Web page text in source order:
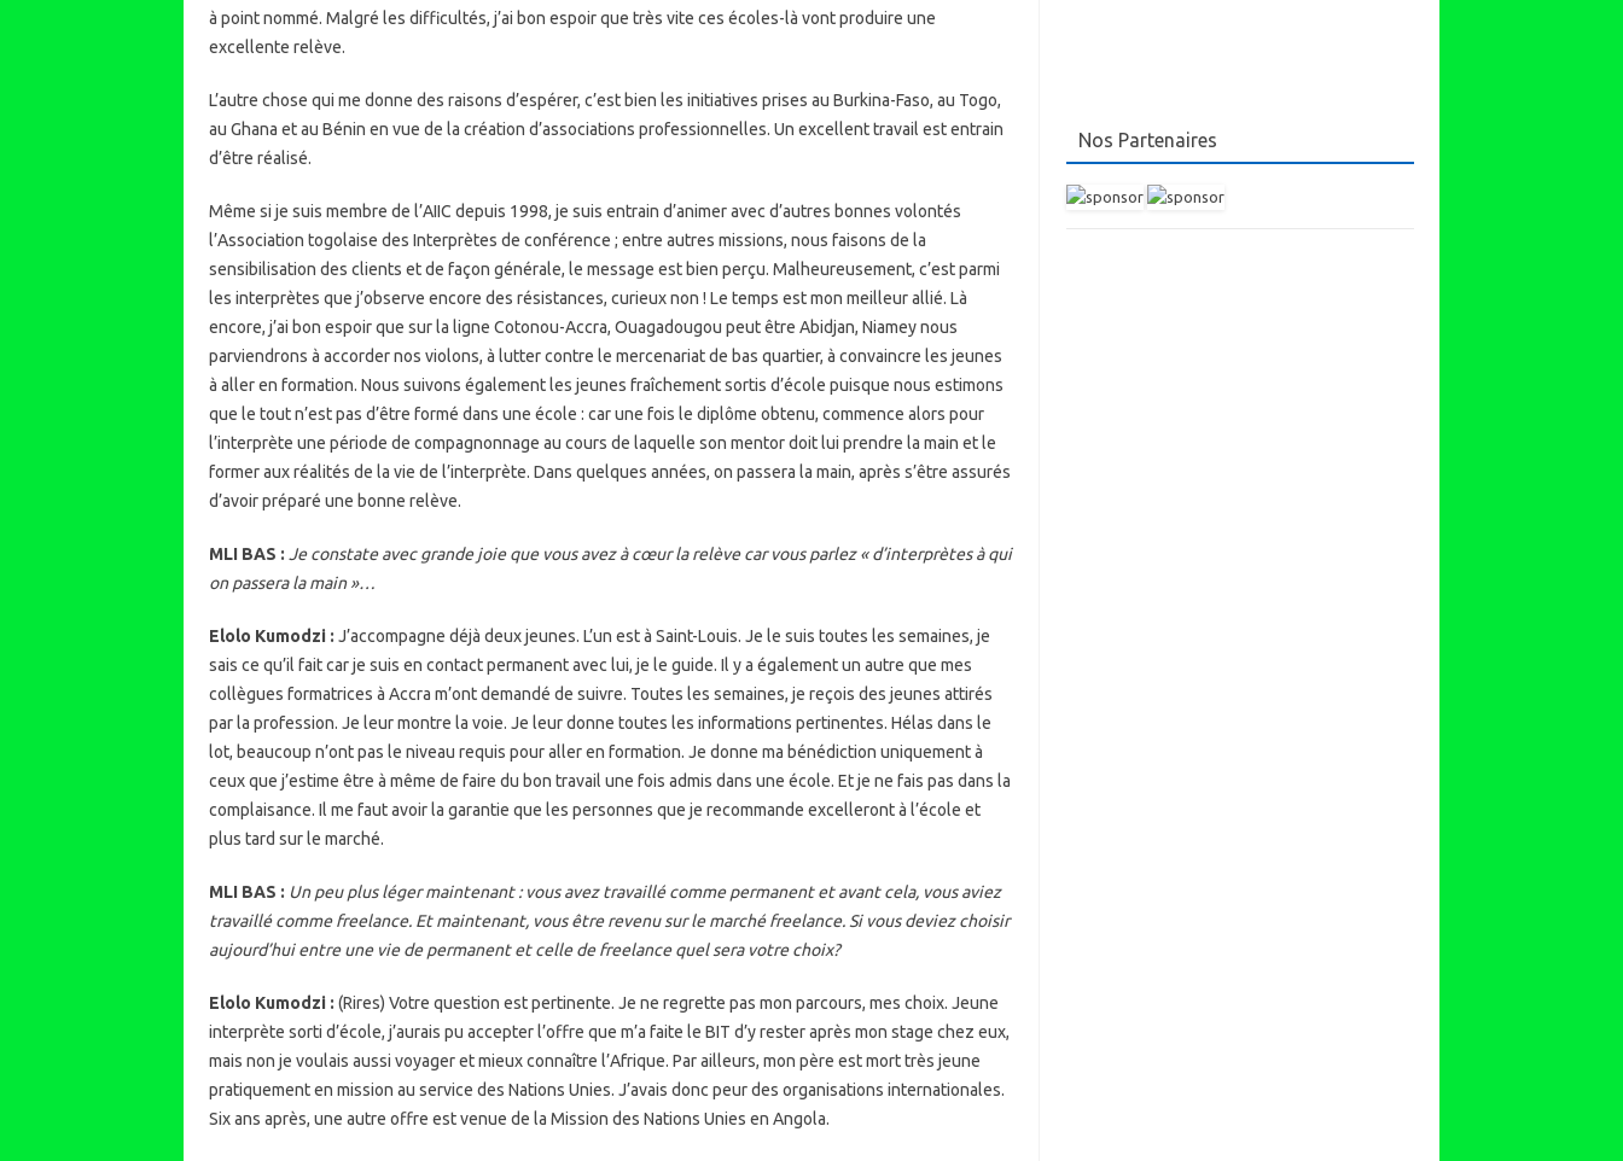
à point nommé. Malgré les difficultés, j’ai bon espoir que très vite ces écoles-là vont produire une
excellente relève.
L’autre chose qui me donne des raisons d’espérer, c’est bien les initiatives prises au Burkina-Faso, au Togo,
au Ghana et au Bénin en vue de la création d’associations professionnelles. Un excellent travail est entrain
d’être réalisé.
Même si je suis membre de l’AIIC depuis 1998, je suis entrain d’animer avec d’autres bonnes volontés
l’Association togolaise des Interprètes de conférence ; entre autres missions, nous faisons de la
sensibilisation des clients et de façon générale, le message est bien perçu. Malheureusement, c’est parmi
les interprètes que j’observe encore des résistances, curieux non ! Le temps est mon meilleur allié. Là
encore, j’ai bon espoir que sur la ligne Cotonou-Accra, Ouagadougou peut être Abidjan, Niamey nous
parviendrons à accorder nos violons, à lutter contre le mercenariat de bas quartier, à convaincre les jeunes
à aller en formation. Nous suivons également les jeunes fraîchement sortis d’école puisque nous estimons
que le tout n’est pas d’être formé dans une école : car une fois le diplôme obtenu, commence alors pour
l’interprète une période de compagnonnage au cours de laquelle son mentor doit lui prendre la main et le
former aux réalités de la vie de l’interprète. Dans quelques années, on passera la main, après s’être assurés
d’avoir préparé une bonne relève.
MLI BAS : Je constate avec grande joie que vous avez à cœur la relève car vous parlez « d’interprètes à qui
on passera la main »…
Elolo Kumodzi : J’accompagne déjà deux jeunes. L’un est à Saint-Louis. Je le suis toutes les semaines, je
sais ce qu’il fait car je suis en contact permanent avec lui, je le guide. Il y a également un autre que mes
collègues formatrices à Accra m’ont demandé de suivre. Toutes les semaines, je reçois des jeunes attirés
par la profession. Je leur montre la voie. Je leur donne toutes les informations pertinentes. Hélas dans le
lot, beaucoup n’ont pas le niveau requis pour aller en formation. Je donne ma bénédiction uniquement à
ceux que j’estime être à même de faire du bon travail une fois admis dans une école. Et je ne fais pas dans la
complaisance. Il me faut avoir la garantie que les personnes que je recommande excelleront à l’école et
plus tard sur le marché.
MLI BAS : Un peu plus léger maintenant : vous avez travaillé comme permanent et avant cela, vous aviez
travaillé comme freelance. Et maintenant, vous être revenu sur le marché freelance. Si vous deviez choisir
aujourd’hui entre une vie de permanent et celle de freelance quel sera votre choix?
Elolo Kumodzi : (Rires) Votre question est pertinente. Je ne regrette pas mon parcours, mes choix. Jeune
interprète sorti d’école, j’aurais pu accepter l’offre que m’a faite le BIT d’y rester après mon stage chez eux,
mais non je voulais aussi voyager et mieux connaître l’Afrique. Par ailleurs, mon père est mort très jeune
pratiquement en mission au service des Nations Unies. J’avais donc peur des organisations internationales.
Six ans après, une autre offre est venue de la Mission des Nations Unies en Angola.
Nos Partenaires